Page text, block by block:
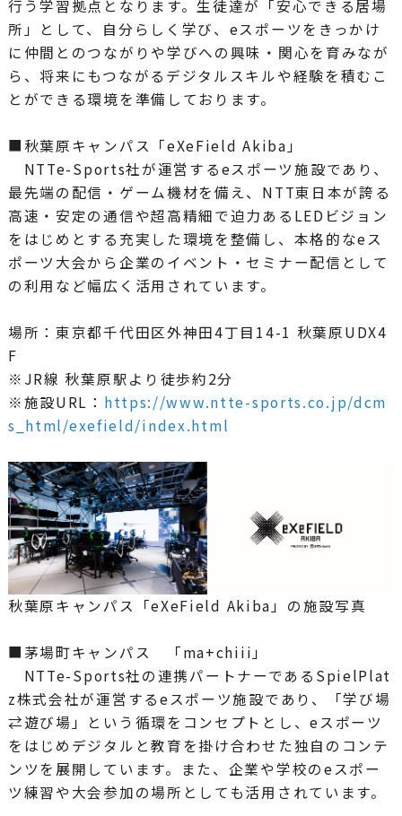
行う学習拠点となります。生徒達が「安心できる居場
所」として、自分らしく学び、eスポーツをきっかけ
に仲間とのつながりや学びへの興味・関心を育みなが
ら、将来にもつながるデジタルスキルや経験を積むこ
とができる環境を準備しております。
■秋葉原キャンパス「eXeField Akiba」
NTTe-Sports社が運営するeスポーツ施設であり、
最先端の配信・ゲーム機材を備え、NTT東日本が誇る
高速・安定の通信や超高精細で迫力あるLEDビジョン
をはじめとする充実した環境を整備し、本格的なeス
ポーツ大会から企業のイベント・セミナー配信として
の利用など幅広く活用されています。
場所：東京都千代田区外神田4丁目14-1 秋葉原UDX4
F
※JR線 秋葉原駅より徒歩約2分
※施設URL： https://www.ntte-sports.co.jp/dcm
s_html/exefield/index.html
秋葉原キャンパス「eXeField Akiba」の施設写真
■茅場町キャンパス 「ma+chiii」
NTTe-Sports社の連携パートナーであるSpielPlat
z株式会社が運営するeスポーツ施設であり、「学び場
⇄遊び場」という循環をコンセプトとし、eスポーツ
をはじめデジタルと教育を掛け合わせた独自のコンテ
ンツを展開しています。また、企業や学校のeスポー
ツ練習や大会参加の場所としても活用されています。